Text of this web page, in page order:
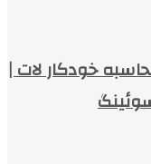
خودکار لات |